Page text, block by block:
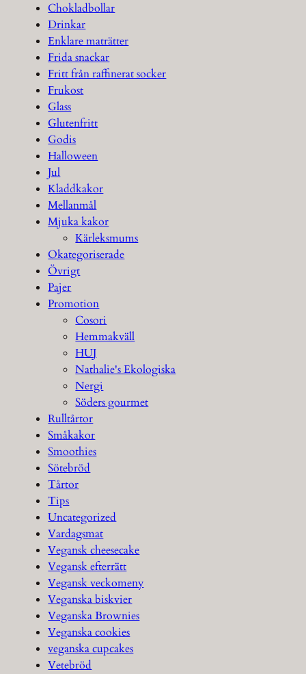
Chokladbollar
Drinkar
Enklare maträtter
Frida snackar
Fritt från raffinerat socker
Frukost
Glass
Glutenfritt
Godis
Halloween
Jul
Kladdkakor
Mellanmål
Mjuka kakor
Kärleksmums
Okategoriserade
Övrigt
Pajer
Promotion
Cosori
Hemmakväll
HUJ
Nathalie's Ekologiska
Nergi
Söders gourmet
Rulltårtor
Småkakor
Smoothies
Sötebröd
Tårtor
Tips
Uncategorized
Vardagsmat
Vegansk cheesecake
Vegansk efterrätt
Vegansk veckomeny
Veganska biskvier
Veganska Brownies
Veganska cookies
veganska cupcakes
Vetebröd